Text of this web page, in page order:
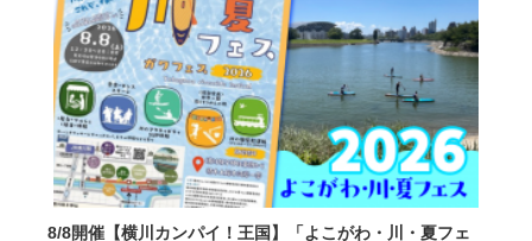
8/8開催【横川カンパイ！王国】「よこがわ・川・夏フェ